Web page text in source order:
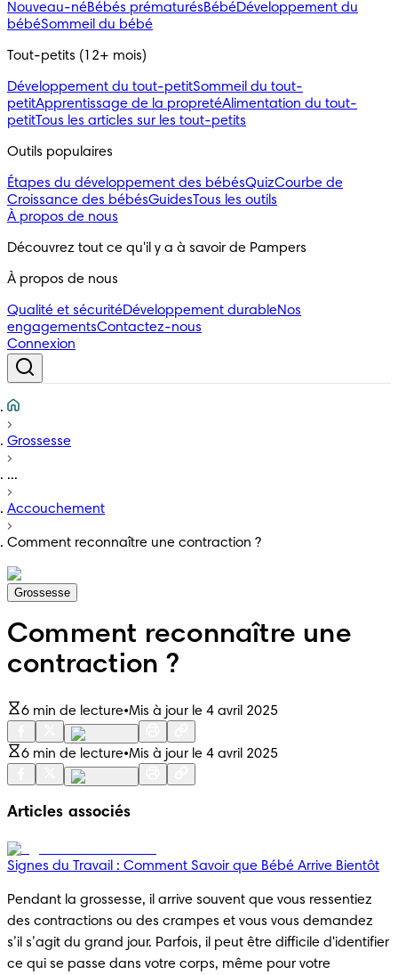
Nouveau-néBébés prématurésBébéDéveloppement du
bébéSommeil du bébé
Tout-petits (12+ mois)
Développement du tout-petitSommeil du tout-
petitApprentissage de la propretéAlimentation du tout-
petitTous les articles sur les tout-petits
Outils populaires
Étapes du développement des bébésQuizCourbe de
Croissance des bébésGuidesTous les outils
À propos de nous
Découvrez tout ce qu'il y a à savoir de Pampers
À propos de nous
Qualité et sécuritéDéveloppement durableNos
engagementsContactez-nous
Connexion
Grossesse
...
Accouchement
Comment reconnaître une contraction ?
Grossesse
Comment reconnaître une
contraction ?
6 min de lecture•Mis à jour le 4 avril 2025
6 min de lecture•Mis à jour le 4 avril 2025
Articles associés
Signes du Travail : Comment Savoir que Bébé Arrive Bientôt
Pendant la grossesse, il arrive souvent que vous ressentiez
des contractions ou des crampes et vous vous demandez
s’il s’agit du grand jour. Parfois, il peut être difficile d'identifier
ce qui se passe dans votre corps, même pour votre